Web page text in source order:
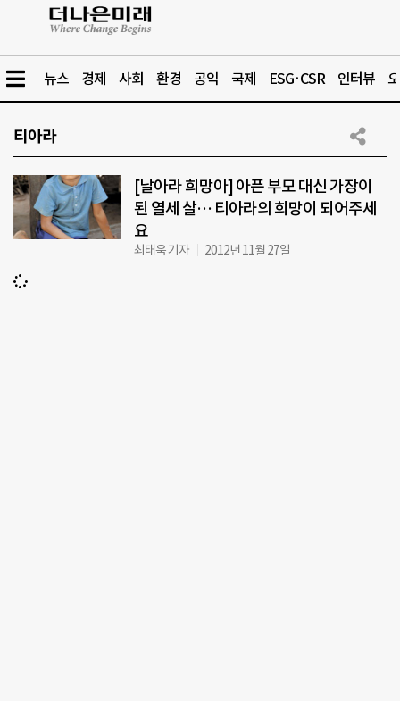
뉴스 경제 사회 환경 공익 국제 ESG·CSR 인터뷰
티아라
[날아라 희망아] 아픈 부모 대신 가장이
된 열세 살… 티아라의 희망이 되어주세
요
최태욱 기자 2012년 11월 27일